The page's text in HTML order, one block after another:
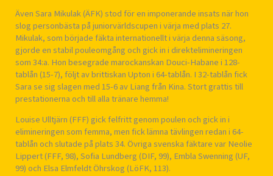
Även Sara Mikulak (ÄFK) stod för en imponerande insats när hon
slog personbästa på juniorvärldscupen i värja med plats 27.
Mikulak, som började fäkta internationellt i värja denna säsong,
gjorde en stabil pouleomgång och gick in i direktelimineringen
som 34:a. Hon besegrade marockanskan Douci-Habane i 128-
tablån (15-7), följt av brittiskan Upton i 64-tablån. I 32-tablån fick
Sara se sig slagen med 15-6 av Liang från Kina. Stort grattis till
prestationerna och till alla tränare hemma!
Louise Ulltjärn (FFF) gick felfritt genom poulen och gick in i
elimineringen som femma, men fick lämna tävlingen redan i 64-
tablån och slutade på plats 34. Övriga svenska fäktare var Neolie
Lippert (FFF, 98), Sofia Lundberg (DIF, 99), Embla Swenning (UF,
99) och Elsa Elmfeldt Öhrskog (LöFK, 113).